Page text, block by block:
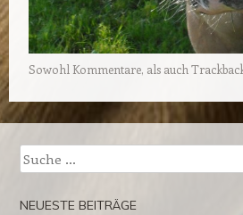
Sowohl Kommentare, als auch
Suche
NEUESTE BEITRÄGE